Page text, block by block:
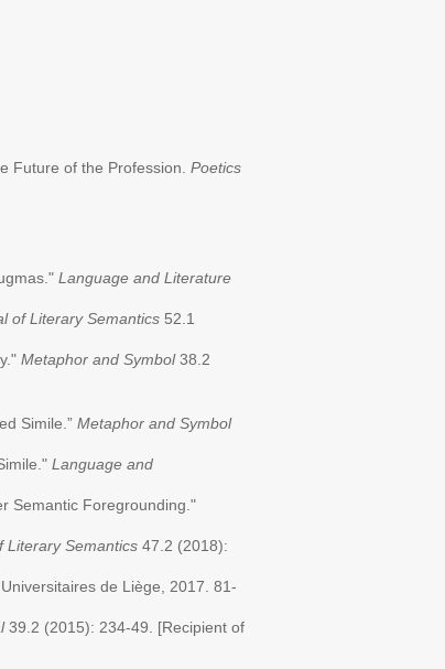
Future of the Profession. Poetics
Language and Literature
of Literary Semantics 52.1
Metaphor and Symbol38.2
Simile.” Metaphor and Symbol
Language and
Semantic Foregrounding."
Literary Semantics 47.2 (2018):
de Liège, 2017. 81-
39.2 (2015): 234-49. [Recipient of